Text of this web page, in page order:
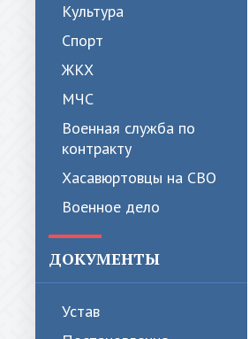
Культура
Спорт
ЖКХ
МЧС
Военная служба по
контракту
Хасавюртовцы на СВО
Военное дело
ДОКУМЕНТЫ
Устав